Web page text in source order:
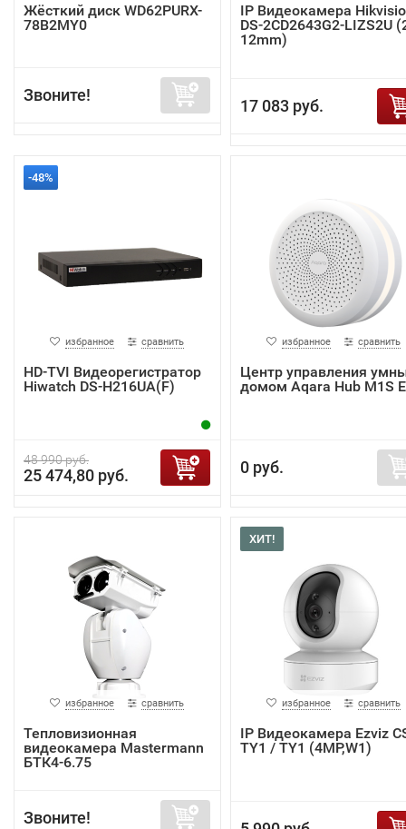
Жёсткий диск WD62PURX-
78B2MY0
Звоните!
IP Видеокамера
DS-2CD2643G2-LIZS2U
12mm)
17 083 руб.
-48%
избранное сравнить
HD-TVI Видеорегистратор
Hiwatch DS-H216UA(F)
48 990 руб.
25 474,80 руб.
избранное сравнить
Центр управления
домом Aqara Hub M1S
0 руб.
избранное сравнить
Тепловизионная
видеокамера Mastermann
БТК4-6.75
Звоните!
ХИТ!
избранное сравнить
IP Видеокамера Ezviz
TY1 / TY1 (4MP,W1)